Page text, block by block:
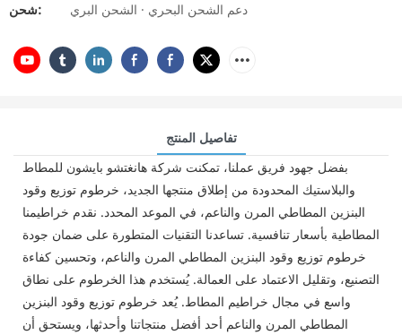
شحن:
دعم الشحن البحري · الشحن البري
تفاصيل المنتج
بفضل جهود فريق عملنا، تمكنت شركة هانغتشو بايشون للمطاط
والبلاستيك المحدودة من إطلاق منتجها الجديد، خرطوم توزيع وقود
البنزين المطاطي المرن والناعم، في الموعد المحدد. نقدم خراطيمنا
المطاطية بأسعار تنافسية. تساعدنا التقنيات المتطورة على ضمان جودة
خرطوم توزيع وقود البنزين المطاطي المرن والناعم، وتحسين كفاءة
التصنيع، وتقليل الاعتماد على العمالة. يُستخدم هذا الخرطوم على نطاق
واسع في مجال خراطيم المطاط. يُعد خرطوم توزيع وقود البنزين
المطاطي المرن والناعم أحد أفضل منتجاتنا وأحدثها، ويستحق أن